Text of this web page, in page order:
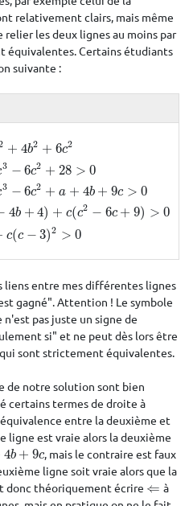
relativement clairs, mais même
les deux lignes au moins par
équivalentes. Certains étudiants
suivante :
+ 4b2 + 6c2
3 − 6c2 + 28 > 0
3 − 6c2 + a + 4b + 9c > 0
4b + 4) + c(c2 − 6c + 9) > 0
c(c − 3)2 > 0
a3 −2a2 +b 3−4
liens entre mes différentes lignes
gagné". Attention ! Le symbole
pas juste un signe de
si" et ne peut dès lors être
sont strictement équivalentes.
de notre solution sont bien
certains termes de droite à
entre la deuxième et
ligne est vraie alors la deuxième
4b + 9c
9c
, mais le contraire est faux
ligne soit vraie alors que la
donc théoriquement écrire ⇐
⇐ à